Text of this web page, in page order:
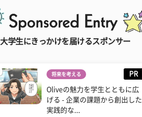
大学生にきっかけを届けるスポンサー
将来を考える PR
Oliveの魅力を学生とともに広
げる - 企業の課題から創出した
実践的な...